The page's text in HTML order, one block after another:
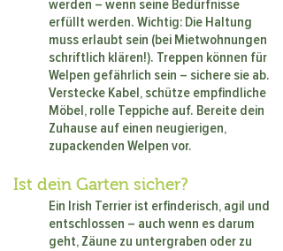
werden – wenn seine Bedürfnisse
erfüllt werden. Wichtig: Die Haltung
muss erlaubt sein (bei Mietwohnungen
schriftlich klären!). Treppen können für
Welpen gefährlich sein – sichere sie ab.
Verstecke Kabel, schütze empfindliche
Möbel, rolle Teppiche auf. Bereite dein
Zuhause auf einen neugierigen,
zupackenden Welpen vor.
Ist dein Garten sicher?
Ein Irish Terrier ist erfinderisch, agil und
entschlossen – auch wenn es darum
geht, Zäune zu untergraben oder zu